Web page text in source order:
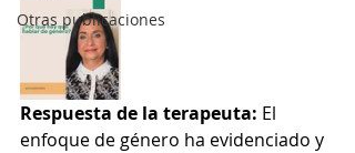
Otras publicaciones
Respuesta de la terapeuta: El
enfoque de género ha evidenciado y